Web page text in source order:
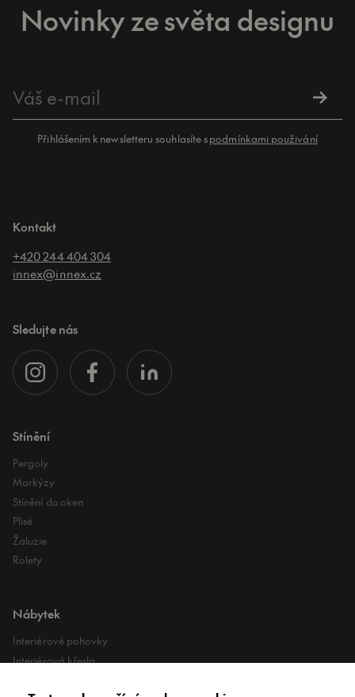
Novinky ze světa designu
Přihlášením k newsletteru souhlasíte spodmínkami použivání
Kontakt
+420 244 404 304
innex@innex.cz
Sledujte nás
Stínění
Pergoly
Markýzy
Stínění do oken
Plisé
Žaluzie
Rolety
Nábytek
Interiérové pohovky
Interiérová křesla